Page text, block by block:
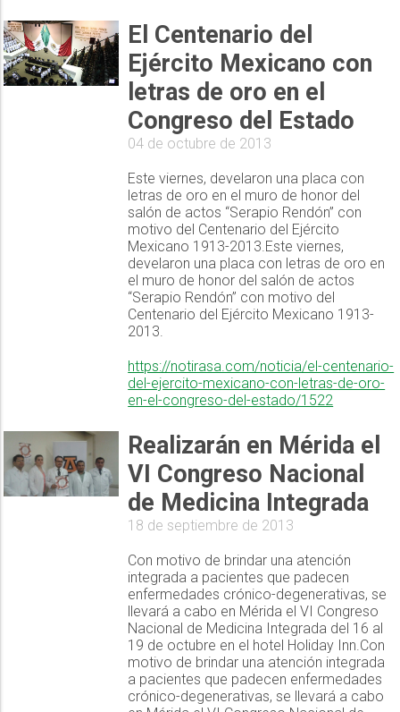
El Centenario del
Ejército Mexicano con
letras de oro en el
Congreso del Estado
04 de octubre de 2013
Este viernes, develaron una placa con
letras de oro en el muro de honor del
salón de actos “Serapio Rendón” con
motivo del Centenario del Ejército
Mexicano 1913-2013.Este viernes,
develaron una placa con letras de oro en
el muro de honor del salón de actos
“Serapio Rendón” con motivo del
Centenario del Ejército Mexicano 1913-
2013.
https://notirasa.com/noticia/el-centenario-
del-ejercito-mexicano-con-letras-de-oro-
en-el-congreso-del-estado/1522
Realizarán en Mérida el
VI Congreso Nacional
de Medicina Integrada
18 de septiembre de 2013
Con motivo de brindar una atención
integrada a pacientes que padecen
enfermedades crónico-degenerativas, se
llevará a cabo en Mérida el VI Congreso
Nacional de Medicina Integrada del 16 al
19 de octubre en el hotel Holiday Inn.Con
motivo de brindar una atención integrada
a pacientes que padecen enfermedades
crónico-degenerativas, se llevará a cabo